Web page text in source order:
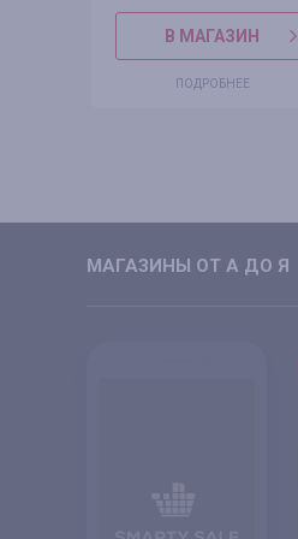
В МАГАЗИН
ПОДРОБНЕЕ
МАГАЗИНЫ ОТ А ДО Я